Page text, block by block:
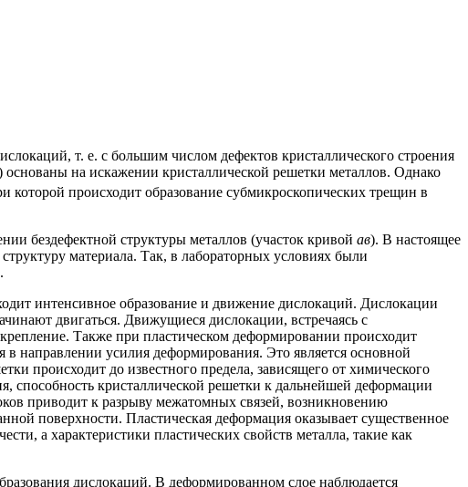
т. е. с большим числом дефектов кристаллического строения
на искажении кристаллической решетки металлов. Однако
которой происходит образование субмикроскопических трещин в
бездефектной структуры металлов (участок кривой aв). В настоящее
материала. Так, в лабораторных условиях были
интенсивное образование и движение дислокаций. Дислокации
двигаться. Движущиеся дислокации, встречаясь с
Также при пластическом деформировании происходит
направлении усилия деформирования. Это является основной
происходит до известного предела, зависящего от химического
способность кристаллической решетки к дальнейшей деформации
приводит к разрыву межатомных связей, возникновению
поверхности. Пластическая деформация оказывает существенное
а характеристики пластических свойств металла, такие как
дислокаций. В деформированном слое наблюдается